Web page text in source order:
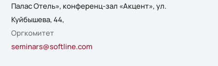
Палас Отель», конференц-зал «Акцент», ул.
Куйбышева, 44,
Оргкомитет
seminars@softline.com